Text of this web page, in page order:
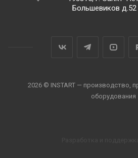
Большевиков д.52
2026 © INSTART — производство,
оборудования